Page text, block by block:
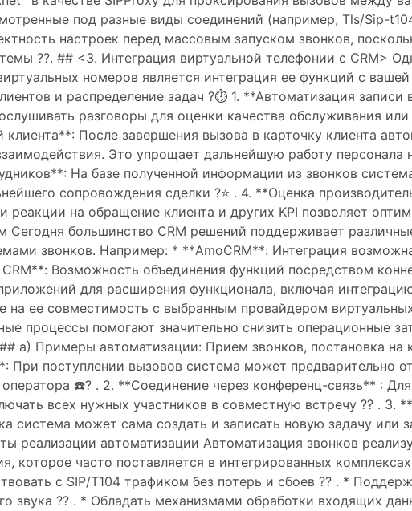
под разные виды соединений (например, Tls/Sip-
настроек перед массовым запуском звонков,
??. ## <3. Интеграция виртуальной телефонии с CRM>
номеров является интеграция ее функций с
и распределение задач ?⏱️ 1. **Автоматизация
разговоры для оценки качества обслуживания
клиента**: После завершения вызова в карточку клиента
Это упрощает дальнейшую работу персонала
На базе полученной информации из звонков
сопровождения сделки ?⭐ . 4. **Оценка
реакции на обращение клиента и других KPI позволяет
Сегодня большинство CRM решений поддерживает
звонков. Например: * **AmoCRM**: Интеграция
CRM**: Возможность объединения функций посредством
для расширения функционала, включая
на ее совместимость с выбранным провайдером
процессы помогают значительно снизить операционные
a) Примеры автоматизации: Прием звонков, постановка на
При поступлении вызовов система может предварительно
☎️? . 2. **Соединение через конференц-связь** :
всех нужных участников в совместную встречу ?? . 3.
система может сама создать и записать новую задачу или
реализации автоматизации Автоматизация звонков
которое часто поставляется в интегрированных
с SIP/T104 трафиком без потерь и сбоев ?? . *
звука ?? . * Обладать механизмами обработки входящих